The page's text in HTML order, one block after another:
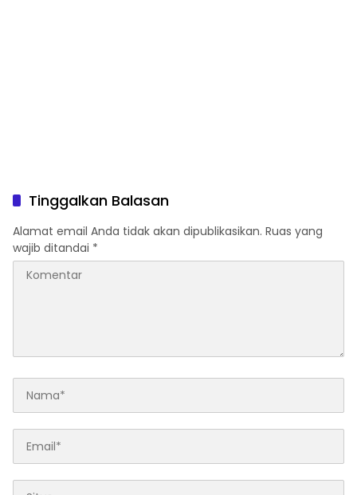
Tinggalkan Balasan
Alamat email Anda tidak akan dipublikasikan. Ruas yang
wajib ditandai *